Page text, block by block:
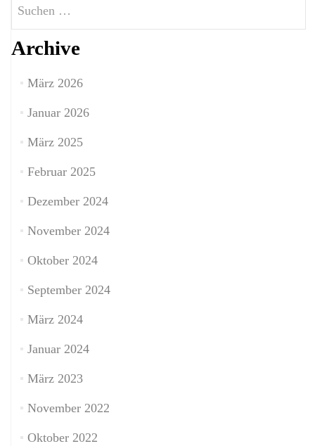
Archive
März 2026
Januar 2026
März 2025
Februar 2025
Dezember 2024
November 2024
Oktober 2024
September 2024
März 2024
Januar 2024
März 2023
November 2022
Oktober 2022